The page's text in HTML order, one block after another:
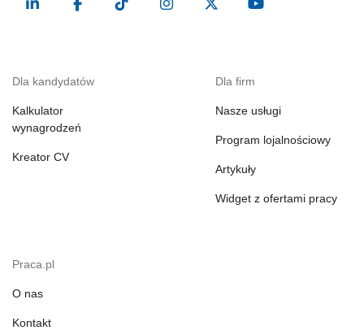
Dla kandydatów
Kalkulator
wynagrodzeń
Kreator CV
Dla firm
Nasze usługi
Program lojalnościowy
Artykuły
Widget z ofertami pracy
Praca.pl
O nas
Kontakt